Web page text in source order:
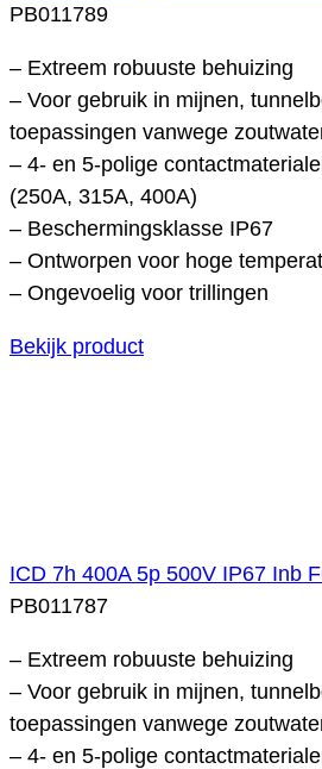
PB011789
– Extreem robuuste behuizing
– Voor gebruik in mijnen,
toepassingen vanwege
– 4- en 5-polige
(250A, 315A, 400A)
– Beschermingsklasse IP67
– Ontworpen voor hoge
– Ongevoelig voor trillingen
Bekijk product
ICD 7h 400A 5p 500V IP67 Inb
PB011787
– Extreem robuuste behuizing
– Voor gebruik in mijnen,
toepassingen vanwege
– 4- en 5-polige